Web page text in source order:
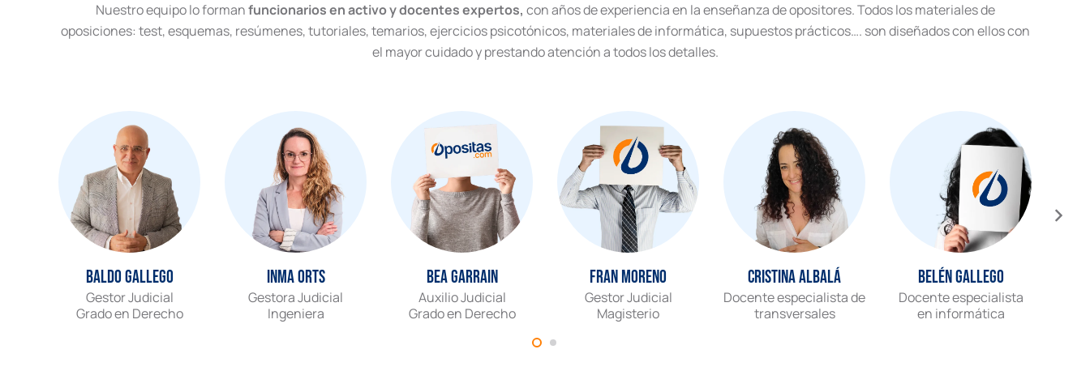
Nuestro equipo lo formanfuncionarios en activo y docentes expertos, con años de experiencia en la enseñanza de opositores. Todos los materiales de
oposiciones: test, esquemas, resúmenes, tutoriales, temarios, ejercicios psicotónicos, materiales de informática, supuestos prácticos…. son diseñados con ellos con
el mayor cuidado y prestando atención a todos los detalles.
Baldo Gallego
Gestor Judicial
Grado en Derecho
Inma Orts
Gestora Judicial
Ingeniera
Bea Garrain
Auxilio Judicial
Grado en Derecho
Fran Moreno
Gestor Judicial
Magisterio
Cristina Albalá
Docente especialista de
transversales
Belén Gallego
Docente especialista
en informática